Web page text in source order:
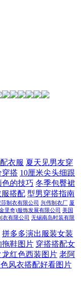
衣服 夏天见男友穿
穿搭 10厘米尖头细跟
的技巧 冬季包臀裙
服搭配 型男穿搭指南
制衣有限公司 兴伟制衣厂 厦
里奇)服饰发展有限公司 美国
衣有限公司 无锡南岛时装有限
拼多多演出服装女装
拖鞋图片 穿搭搭配女
龙红色西装图片 老阿
风衣搭配好看图片